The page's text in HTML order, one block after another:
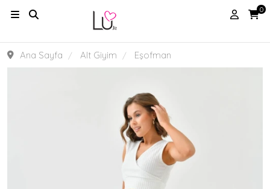
0
Ana Sayfa Alt Giyim Eşofman